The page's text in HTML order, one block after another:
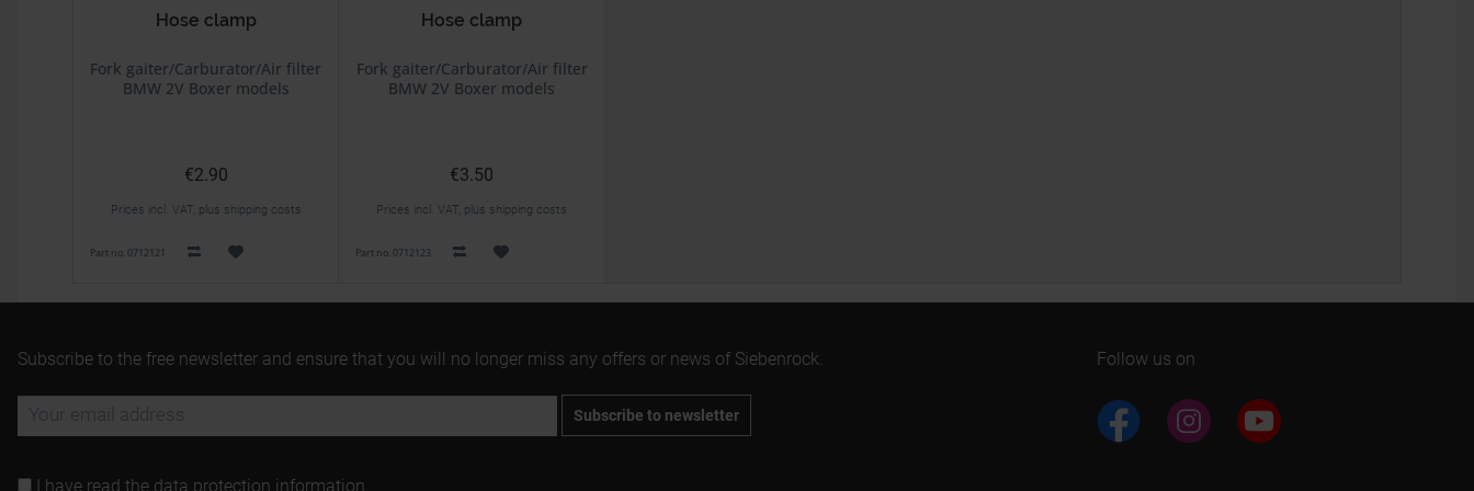
Hose clamp
Fork gaiter/Carburator/Air filter
BMW 2V Boxer models
€2.90
Prices incl. VAT, plus shipping costs
Part no. 0712121
Hose clamp
Fork gaiter/Carburator/Air filter
BMW 2V Boxer models
€3.50
Prices incl. VAT, plus shipping costs
Part no. 0712123
Subscribe to the free newsletter and ensure that you will no longer miss any offers or news of Siebenrock.
Subscribe to newsletter
I have read the data protection information
Follow us on